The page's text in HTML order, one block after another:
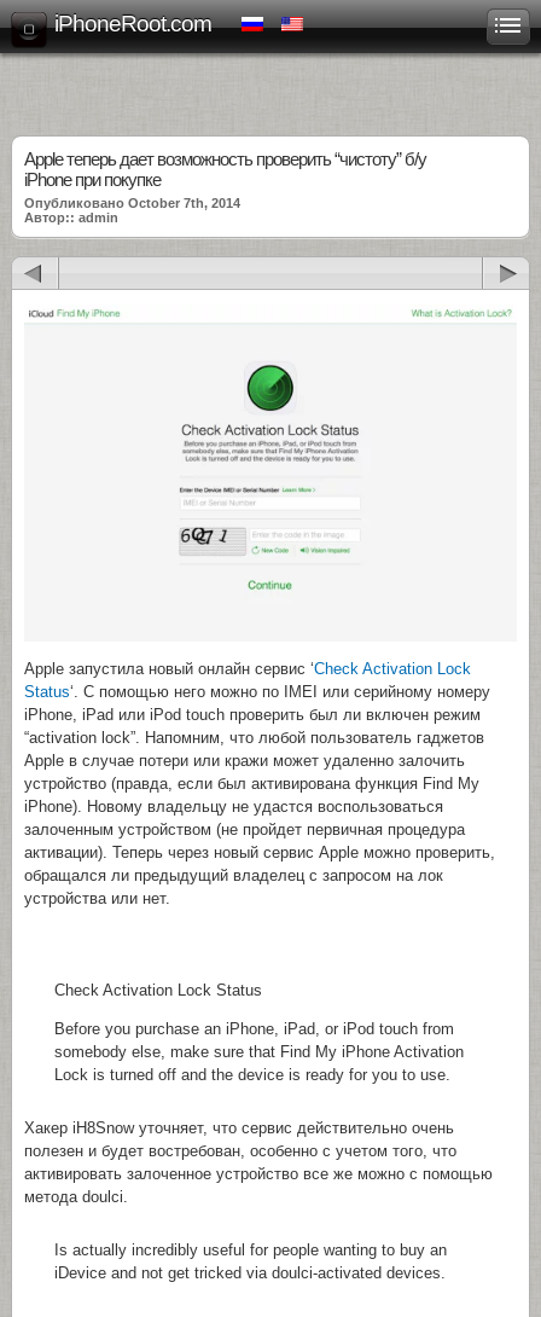
iPhoneRoot.com
Apple теперь дает возможность проверить “чистоту” б/у
iPhone при покупке
Опубликовано October 7th, 2014
Автор:: admin
Apple запустила новый онлайн сервис ‘Check Activation Lock
Status‘. С помощью него можно по IMEI или серийному номеру
iPhone, iPad или iPod touch проверить был ли включен режим
“activation lock”. Напомним, что любой пользователь гаджетов
Apple в случае потери или кражи может удаленно залочить
устройство (правда, если был активирована функция Find My
iPhone). Новому владельцу не удастся воспользоваться
залоченным устройством (не пройдет первичная процедура
активации). Теперь через новый сервис Apple можно проверить,
обращался ли предыдущий владелец с запросом на лок
устройства или нет.
Check Activation Lock Status
Before you purchase an iPhone, iPad, or iPod touch from
somebody else, make sure that Find My iPhone Activation
Lock is turned off and the device is ready for you to use.
Хакер iH8Snow уточняет, что сервис действительно очень
полезен и будет востребован, особенно с учетом того, что
активировать залоченное устройство все же можно с помощью
метода doulci.
Is actually incredibly useful for people wanting to buy an
iDevice and not get tricked via doulci-activated devices.